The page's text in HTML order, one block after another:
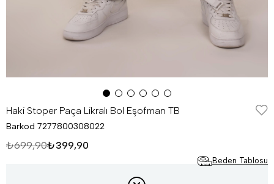
Haki Stoper Paça Likralı Bol Eşofman TB
Barkod 7277800308022
₺699,90₺399,90
Beden Tablosu